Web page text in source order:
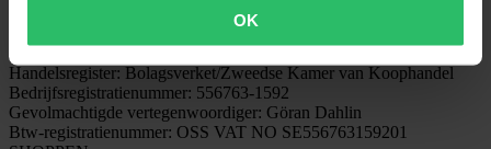
OK
Pierce Group AB | Fleminggatan 20A, 112 26 Stockholm, Zweden
Handelsregister: Bolagsverket/Zweedse Kamer van Koophandel
Bedrijfsregistratienummer: 556763-1592
Gevolmachtigde vertegenwoordiger: Göran Dahlin
Btw-registratienummer: OSS VAT NO SE556763159201